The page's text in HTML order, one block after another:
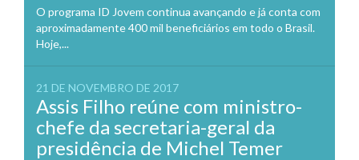
O programa ID Jovem continua avançando e já conta com
aproximadamente 400 mil beneficiários em todo o Brasil.
Hoje,...
21 DE NOVEMBRO DE 2017
Assis Filho reúne com ministro-
chefe da secretaria-geral da
presidência de Michel Temer